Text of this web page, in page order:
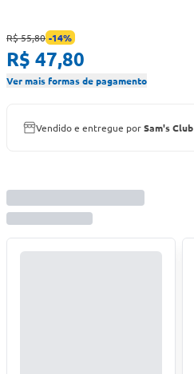
R$ 55,80 -14%
R$ 47,80
Ver mais formas de pagamento
Vendido e entregue porSam's Club